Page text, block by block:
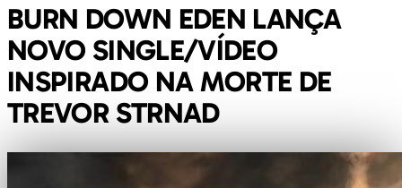
BURN DOWN EDEN LANÇA
NOVO SINGLE/VÍDEO
INSPIRADO NA MORTE DE
TREVOR STRNAD